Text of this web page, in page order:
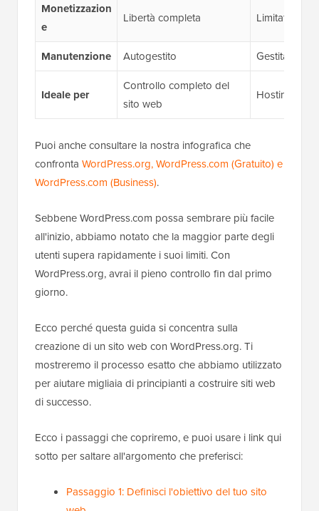
Monetizzazion
e
Libertà completa Limitato dal
Manutenzione Autogestito Gestita da te
Ideale per
Controllo completo del
sito web
Hosting
Puoi anche consultare la nostra infografica che
confronta WordPress.org, WordPress.com (Gratuito) e
WordPress.com (Business).
Sebbene WordPress.com possa sembrare più facile
all'inizio, abbiamo notato che la maggior parte degli
utenti supera rapidamente i suoi limiti. Con
WordPress.org, avrai il pieno controllo fin dal primo
giorno.
Ecco perché questa guida si concentra sulla
creazione di un sito web con WordPress.org. Ti
mostreremo il processo esatto che abbiamo utilizzato
per aiutare migliaia di principianti a costruire siti web
di successo.
Ecco i passaggi che copriremo, e puoi usare i link qui
sotto per saltare all'argomento che preferisci:
Passaggio 1: Definisci l'obiettivo del tuo sito